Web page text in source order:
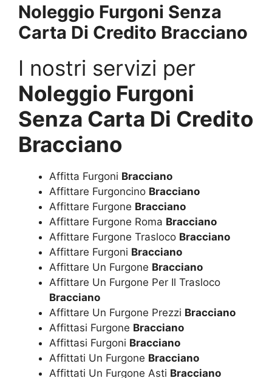
Noleggio Furgoni Senza
Carta Di Credito Bracciano
I nostri servizi per
Noleggio Furgoni
Senza Carta Di Credito
Bracciano
Affitta Furgoni Bracciano
Affittare Furgoncino Bracciano
Affittare Furgone Bracciano
Affittare Furgone Roma Bracciano
Affittare Furgone Trasloco Bracciano
Affittare Furgoni Bracciano
Affittare Un Furgone Bracciano
Affittare Un Furgone Per Il Trasloco
Bracciano
Affittare Un Furgone Prezzi Bracciano
Affittasi Furgone Bracciano
Affittasi Furgoni Bracciano
Affittati Un Furgone Bracciano
Affittati Un Furgone Asti Bracciano